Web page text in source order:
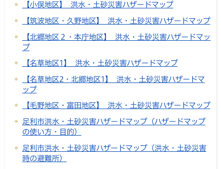
【小俣地区】 洪水・土砂災害ハザードマップ
【筑波地区・久野地区】 洪水・土砂災害ハザードマップ
【北郷地区２・本庁地区】 洪水・土砂災害ハザードマッ
プ
【名草地区1】 洪水・土砂災害ハザードマップ
【名草地区2・北郷地区1】 洪水・土砂災害ハザードマ
ップ
【毛野地区・富田地区】 洪水・土砂災害ハザードマップ
足利市洪水・土砂災害ハザードマップ（ハザードマップ
の使い方・目的）
足利市洪水・土砂災害ハザードマップ（洪水・土砂災害
時の避難所）